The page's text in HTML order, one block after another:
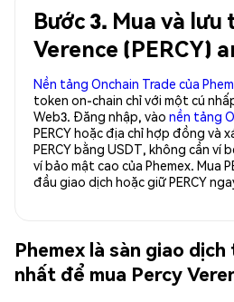
Bước 3. Mua và
Verence (PERCY)
Nền tảng Onchain Trade của
token on-chain chỉ với một cú
Web3. Đăng nhập, vào nền tảng
PERCY hoặc địa chỉ hợp đồng và
PERCY bằng USDT, không cần
ví bảo mật cao của Phemex. Mua
đầu giao dịch hoặc giữ PERCY
Phemex là sàn giao
nhất để mua Percy